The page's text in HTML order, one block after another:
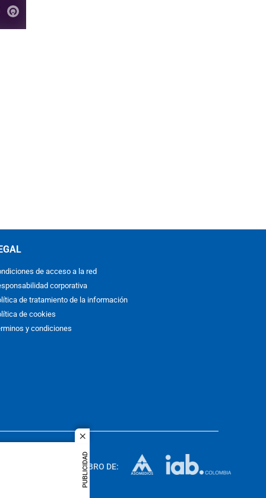
close
PUBLICIDAD
de acceso a la red
corporativa
de tratamiento de la información
de cookies
y condiciones
idioma
MIEMBRO DE: